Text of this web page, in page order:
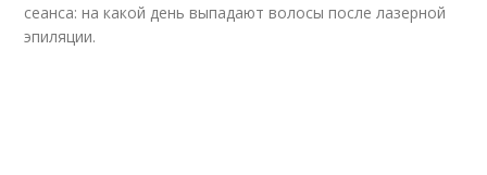
сеанса: на какой день выпадают волосы после лазерной
эпиляции.